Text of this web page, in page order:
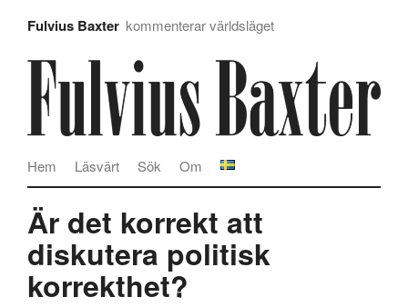
Fulvius Baxter kommenterar världsläget
Om
Sök
Läsvärt
Hem
Är det korrekt att
diskutera politisk
korrekthet?